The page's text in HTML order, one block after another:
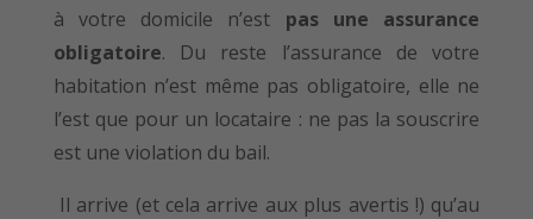
à votre domicile n’est pas une assurance
obligatoire. Du reste l’assurance de votre
habitation n’est même pas obligatoire, elle ne
l’est que pour un locataire : ne pas la souscrire
est une violation du bail.
Il arrive (et cela arrive aux plus avertis !) qu’au